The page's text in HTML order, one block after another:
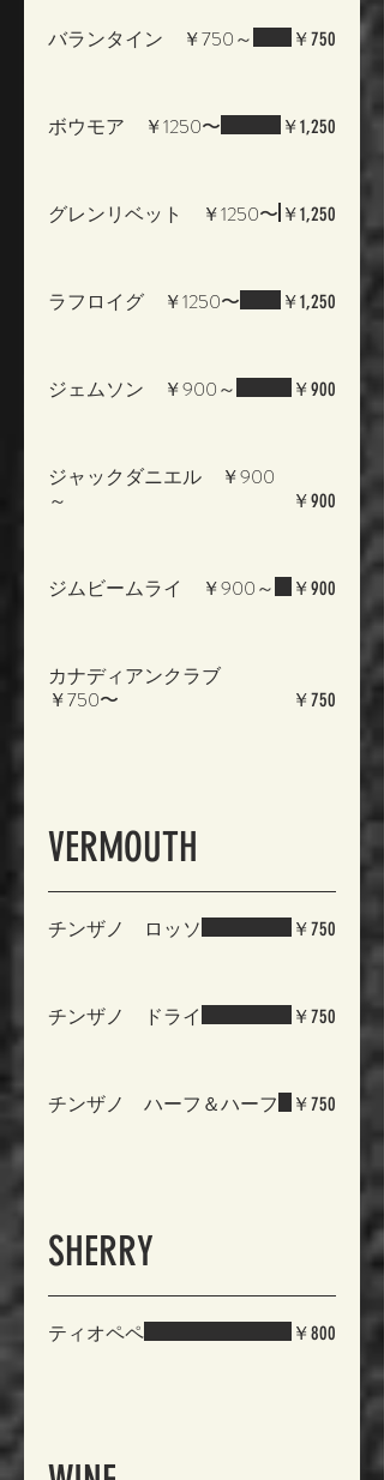
バランタイン ￥750～ ￥750
ボウモア ￥1250〜 ￥1,250
グレンリベット ￥1250〜 ￥1,250
ラフロイグ ￥1250〜 ￥1,250
ジェムソン ￥900～ ￥900
ジャックダニエル ￥900
～
￥900
ジムビームライ ￥900～ ￥900
カナディアンクラブ
￥750〜
￥750
VERMOUTH
チンザノ ロッソ ￥750
チンザノ ドライ ￥750
チンザノ ハーフ＆ハーフ ￥750
SHERRY
ティオペペ ￥800